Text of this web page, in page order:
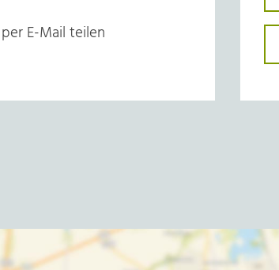
per E-Mail teilen